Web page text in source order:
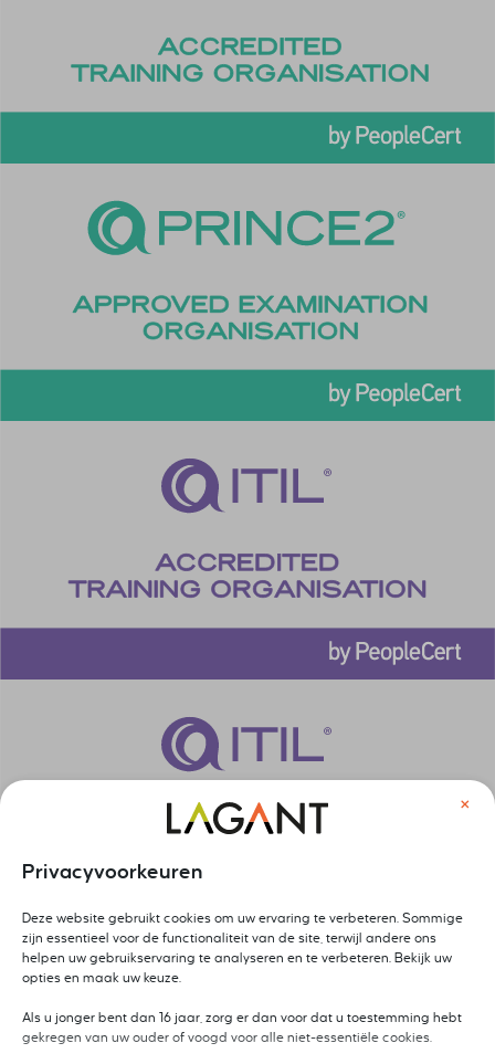
Privacyvoorkeuren
×
Deze website gebruikt cookies om uw ervaring te verbeteren. Sommige
zijn essentieel voor de functionaliteit van de site, terwijl andere ons
helpen uw gebruikservaring te analyseren en te verbeteren. Bekijk uw
opties en maak uw keuze.
Als u jonger bent dan 16 jaar, zorg er dan voor dat u toestemming hebt
gekregen van uw ouder of voogd voor alle niet-essentiële cookies.